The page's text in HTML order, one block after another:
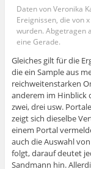
Daten von Veronika
Ereignissen, die von
wurden. Abgetragen
eine Gerade.
Gleiches gilt für die
die ein Sample aus
reichweitenstarken
anderem im Hinblick
zwei, drei usw.
zeigt sich dieselbe
einem Portal
auch die Auswahl
folgt, darauf deutet
Sandmann hin.